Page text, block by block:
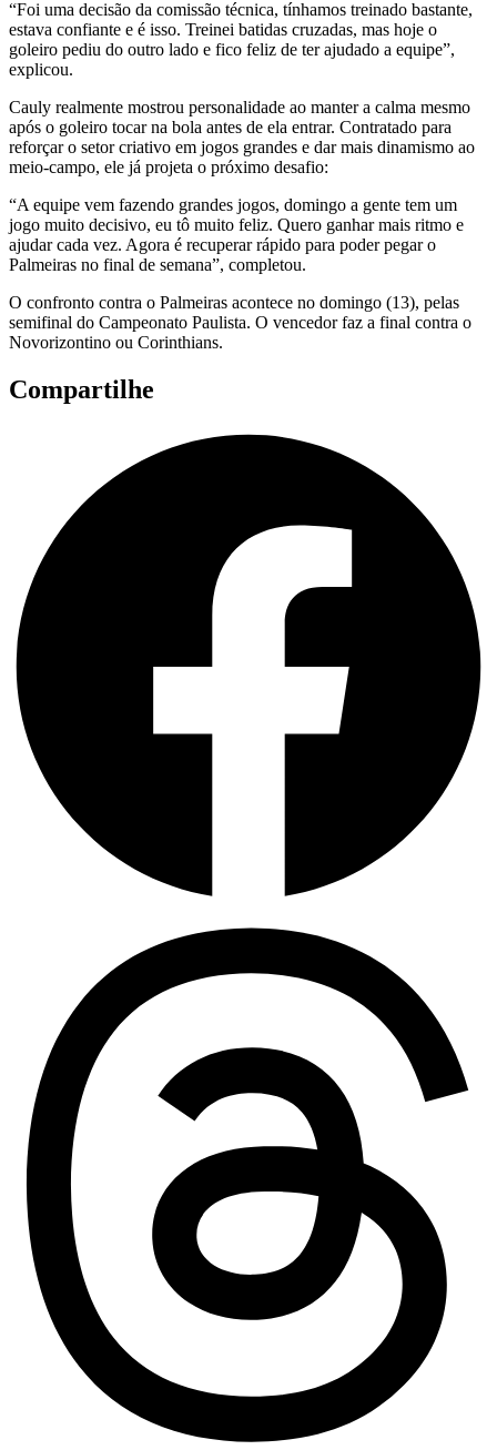
“Foi uma decisão da comissão técnica, tínhamos treinado bastante,
estava confiante e é isso. Treinei batidas cruzadas, mas hoje o
goleiro pediu do outro lado e fico feliz de ter ajudado a equipe”,
explicou.
Cauly realmente mostrou personalidade ao manter a calma mesmo
após o goleiro tocar na bola antes de ela entrar. Contratado para
reforçar o setor criativo em jogos grandes e dar mais dinamismo ao
meio-campo, ele já projeta o próximo desafio:
“A equipe vem fazendo grandes jogos, domingo a gente tem um
jogo muito decisivo, eu tô muito feliz. Quero ganhar mais ritmo e
ajudar cada vez. Agora é recuperar rápido para poder pegar o
Palmeiras no final de semana”, completou.
O confronto contra o Palmeiras acontece no domingo (13), pelas
semifinal do Campeonato Paulista. O vencedor faz a final contra o
Novorizontino ou Corinthians.
Compartilhe